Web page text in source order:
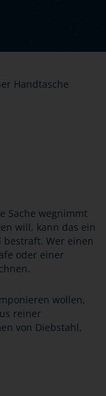
Sache wegnimmt
will, kann das ein
bestraft. Wer einen
oder einer
wollen,
reiner
von Diebstahl,